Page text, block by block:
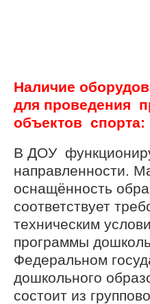
Наличие
для проведения
объектов спорта:
В ДОУ
направленности.
оснащённость
соответствует
техническим
программы
Федеральном
дошкольного
состоит из